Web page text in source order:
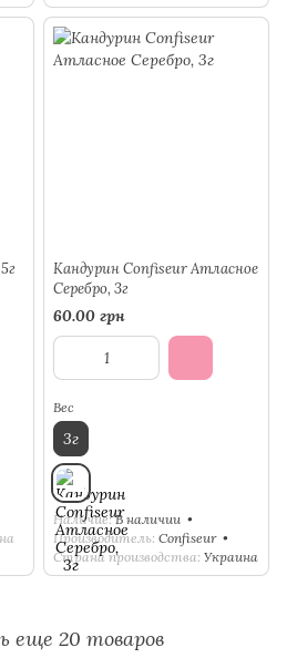
Кандурин Confiseur Атласное
Серебро, 3г
60.00 грн
Вес
3г
Наличие В наличии
Производитель Confiseur
Страна производства Украина
еще 20 товаров